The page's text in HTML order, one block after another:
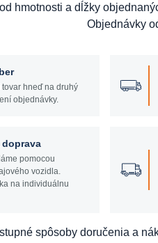
hmotnosti a dĺžky
Objednávky
hneď na druhý
objednávky.
pomocou
vozidla.
na individuálnu
spôsoby doručenia a